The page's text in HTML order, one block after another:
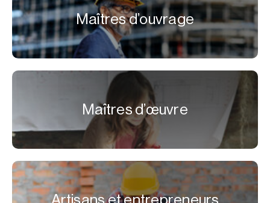
Maîtres d’ouvrage
Maîtres d’œuvre
Artisans et entrepreneurs